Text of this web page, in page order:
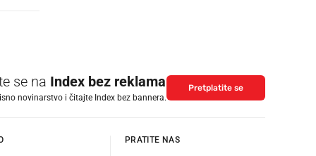
se na Index bez reklama
novinarstvo i čitajte Index bez bannera.
Pretplatite se
PRATITE NAS